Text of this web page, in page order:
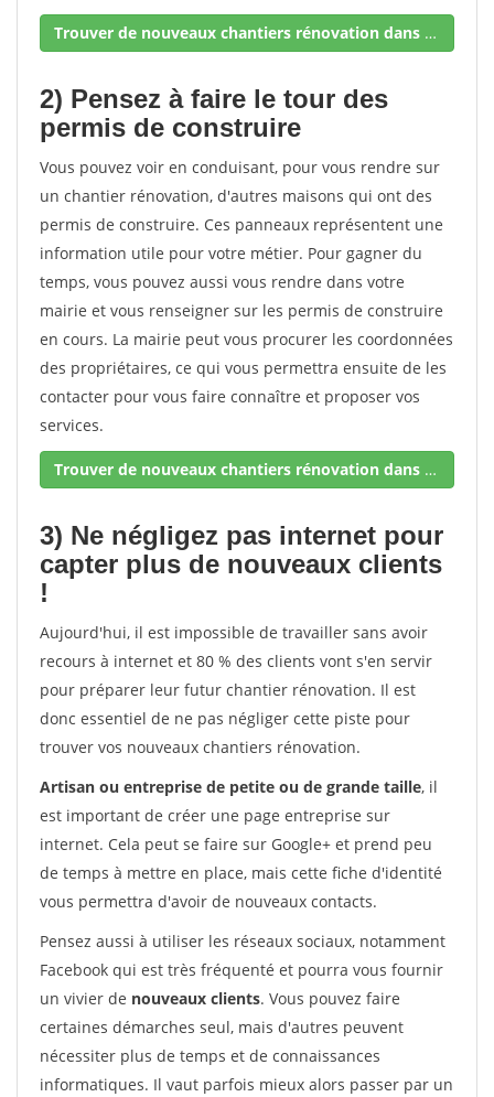
Trouver de nouveaux chantiers rénovation dans votre secteur !
2) Pensez à faire le tour des
permis de construire
Vous pouvez voir en conduisant, pour vous rendre sur
un chantier rénovation, d'autres maisons qui ont des
permis de construire. Ces panneaux représentent une
information utile pour votre métier. Pour gagner du
temps, vous pouvez aussi vous rendre dans votre
mairie et vous renseigner sur les permis de construire
en cours. La mairie peut vous procurer les coordonnées
des propriétaires, ce qui vous permettra ensuite de les
contacter pour vous faire connaître et proposer vos
services.
Trouver de nouveaux chantiers rénovation dans votre secteur !
3) Ne négligez pas internet pour
capter plus de nouveaux clients
!
Aujourd'hui, il est impossible de travailler sans avoir
recours à internet et 80 % des clients vont s'en servir
pour préparer leur futur chantier rénovation. Il est
donc essentiel de ne pas négliger cette piste pour
trouver vos nouveaux chantiers rénovation.
Artisan ou entreprise de petite ou de grande taille, il
est important de créer une page entreprise sur
internet. Cela peut se faire sur Google+ et prend peu
de temps à mettre en place, mais cette fiche d'identité
vous permettra d'avoir de nouveaux contacts.
Pensez aussi à utiliser les réseaux sociaux, notamment
Facebook qui est très fréquenté et pourra vous fournir
un vivier de nouveaux clients. Vous pouvez faire
certaines démarches seul, mais d'autres peuvent
nécessiter plus de temps et de connaissances
informatiques. Il vaut parfois mieux alors passer par un